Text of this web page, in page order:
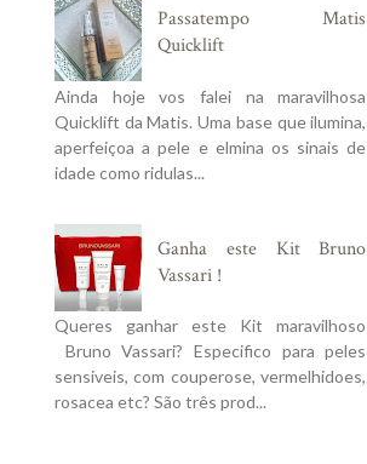
Passatempo Matis
Quicklift
Ainda hoje vos falei na maravilhosa
Quicklift da Matis. Uma base que ilumina,
aperfeiçoa a pele e elmina os sinais de
idade como ridulas...
Ganha este Kit Bruno
Vassari !
Queres ganhar este Kit maravilhoso
Bruno Vassari? Especifico para peles
sensiveis, com couperose, vermelhidoes,
rosacea etc? São três prod...